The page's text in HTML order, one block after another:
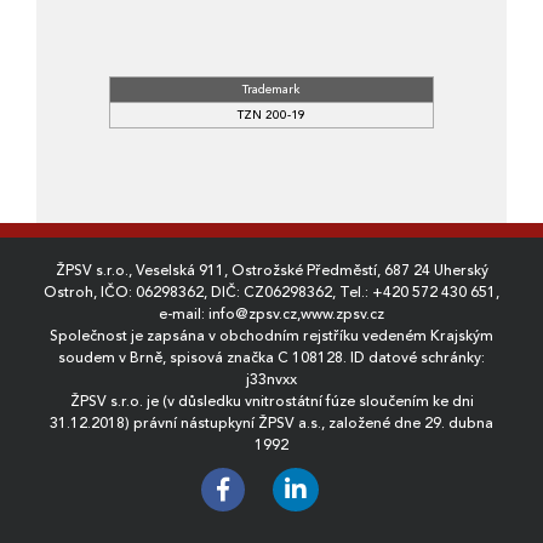
Trademark
TZN 200-19
ŽPSV s.r.o., Veselská 911, Ostrožské Předměstí, 687 24 Uherský
Ostroh, IČO: 06298362, DIČ: CZ06298362, Tel.: +420 572 430 651 ,
e-mail: info@zpsv.cz,www.zpsv.cz
Společnost je zapsána v obchodním rejstříku vedeném Krajským
soudem v Brně, spisová značka C 108128. ID datové schránky:
j33nvxx
ŽPSV s.r.o. je (v důsledku vnitrostátní fúze sloučením ke dni
31.12.2018) právní nástupkyní ŽPSV a.s., založené dne 29. dubna
1992